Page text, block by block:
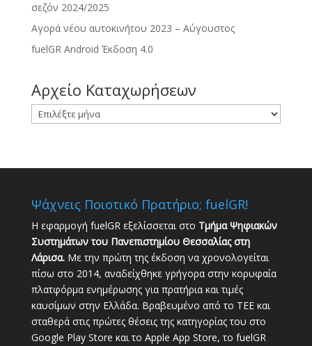
σεζόν 2024/2025
Αγορά νέου αυτοκινήτου 2023 – Αύγουστος
fuelGR Android Έκδοση 4.0
Αρχείο Καταχωρήσεων
Αρχείο
Καταχωρήσεων
Ψάχνεις Ποιοτικό Πρατήριο; fuelGR!
Η εφαρμογή fuelGR εξελίσσεται στο Τμήμα Ψηφιακών
Συστημάτων του Πανεπιστημίου Θεσσαλίας στη
Λάρισα.Με την πρώτη της έκδοση να χρονολογείται
πίσω στο 2014, αναδείχθηκε γρήγορα στην κορυφαία
πλατφόρμα ενημέρωσης για πρατήρια και τιμές
καυσίμων στην Ελλάδα. Βραβευμένο από το ΤΕΕ και
σταθερά στις πρώτες θέσεις της κατηγορίας του στο
Google Play Store και το Apple App Store, το fuelGR